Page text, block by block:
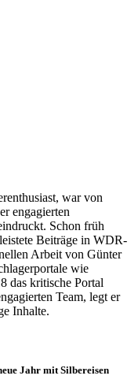
war von
engagierten
Schon früh
Beiträge in WDR-
Arbeit von Günter
wie
das kritische Portal
Team, legt er
Inhalte.
Jahr mit Silbereisen